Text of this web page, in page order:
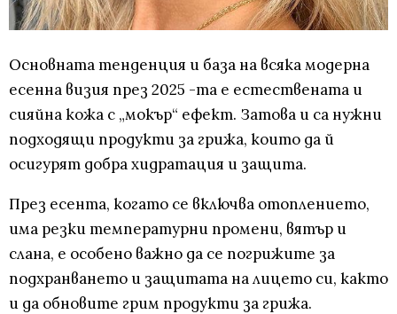
Основната тенденция и база на всяка модерна
есенна визия през 2025 -та е естествената и
сияйна кожа с „мокър“ ефект. Затова и са нужни
подходящи продукти за грижа, които да й
осигурят добра хидратация и защита.
През есента, когато се включва отоплението,
има резки температурни промени, вятър и
слана, е особено важно да се погрижите за
подхранването и защитата на лицето си, както
и да обновите грим продукти за грижа.